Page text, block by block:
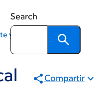
Search
y la comunidad
Compartir